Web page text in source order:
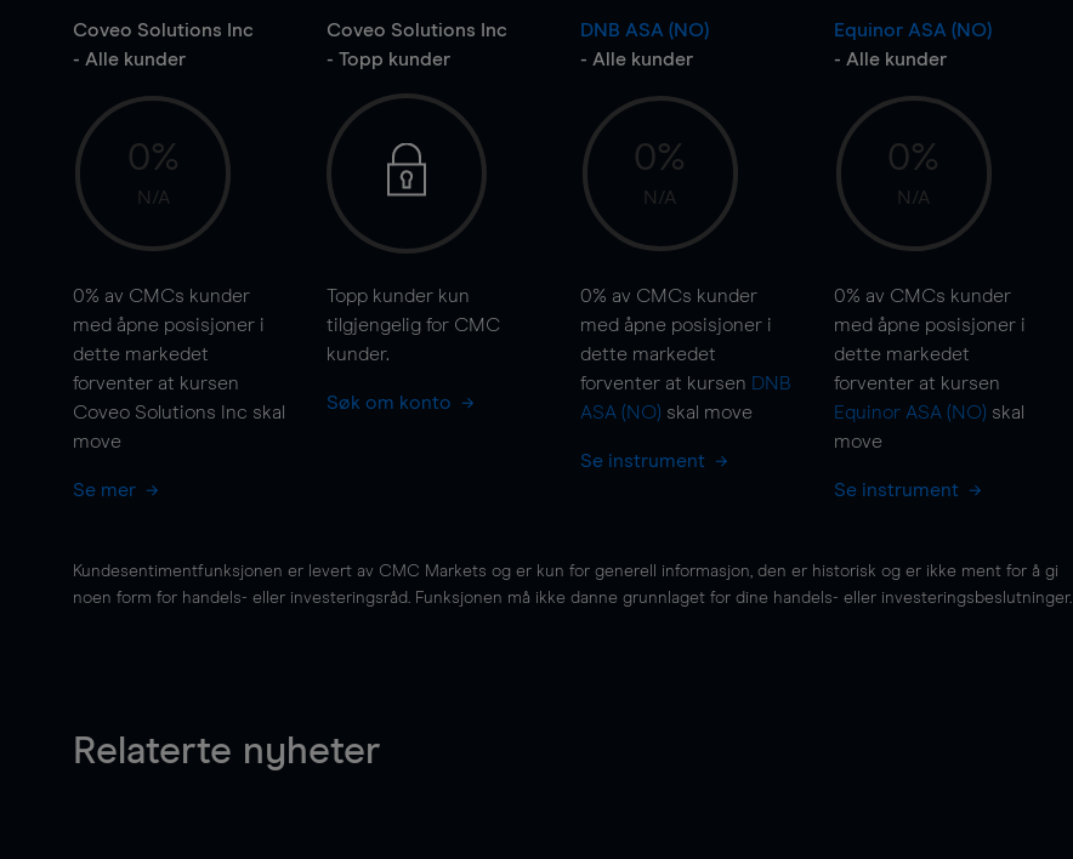
Coveo Solutions Inc
- Alle kunder
0%
N/A
0% av CMCs kunder
med åpne posisjoner i
dette markedet
forventer at kursen
Coveo Solutions Inc skal
move
Se mer
Coveo Solutions Inc
- Topp kunder
Topp kunder kun
tilgjengelig for CMC
kunder.
Søk om konto
DNB ASA (NO)
- Alle kunder
0%
N/A
0% av CMCs kunder
med åpne posisjoner i
dette markedet
forventer at kursen DNB
ASA (NO) skal move
Se instrument
Equinor ASA (NO)
- Alle kunder
0%
N/A
0% av CMCs kunder
med åpne posisjoner i
dette markedet
forventer at kursen
Equinor ASA (NO) skal
move
Se instrument
Kundesentimentfunksjonen er levert av CMC Markets og er kun for generell informasjon, den er historisk og er ikke ment for å gi
noen form for handels- eller investeringsråd. Funksjonen må ikke danne grunnlaget for dine handels- eller investeringsbeslutninger.
Relaterte nyheter